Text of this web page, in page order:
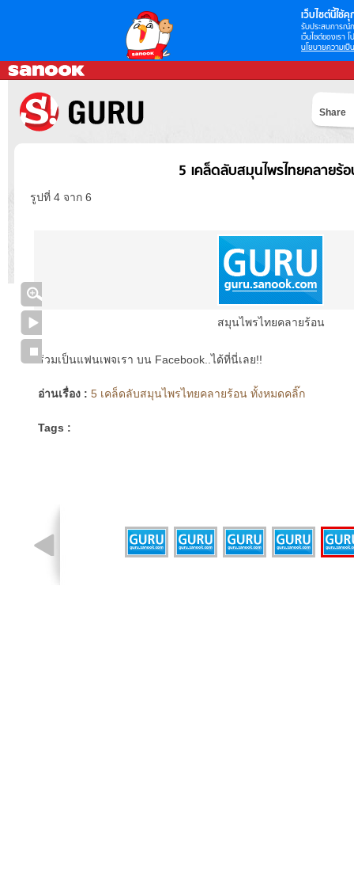
เว็บไซต์นี้ใช้คุ
รับประสบการณ์
เว็บไซต์ของเรา
นโยบายความเป็
Share
5 เคล็ดลับสมุนไพรไทยคลายร้
รูปที่ 4 จาก 6
สมุนไพรไทยคลายร้อน
ร่วมเป็นแฟนเพจเรา บน Facebook..ได้ที่นี่เลย!!
อ่านเรื่อง : 5 เคล็ดลับสมุนไพรไทยคลายร้อน ทั้งหมดคลิ๊ก
Tags :